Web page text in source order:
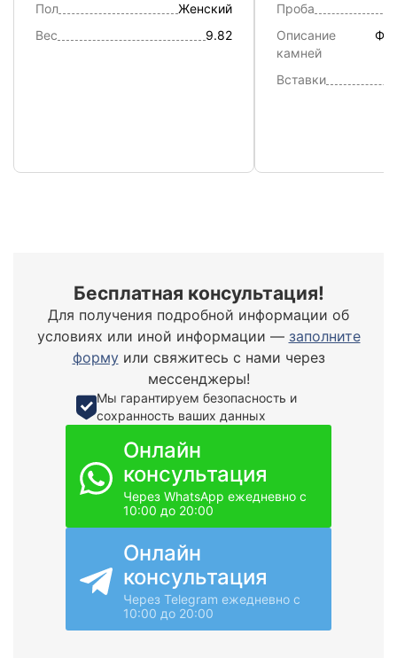
Пол
Женский
Вес
9.82
Проба
Описание
камней
Вставки
Бесплатная консультация!
Для получения подробной информации об
условиях или иной информации — заполните
формуили свяжитесь с нами через
мессенджеры!
Мы гарантируем безопасность и
сохранность ваших данных
Онлайн
консультация
Через WhatsApp ежедневно с
10:00 до 20:00
Онлайн
консультация
Через Telegram ежедневно с
10:00 до 20:00